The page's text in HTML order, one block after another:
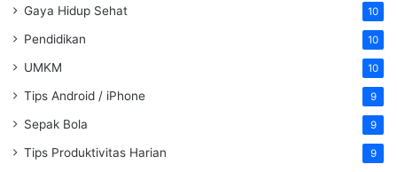
Gaya Hidup Sehat 10
Pendidikan 10
UMKM 10
Tips Android / iPhone 9
Sepak Bola 9
Tips Produktivitas Harian 9